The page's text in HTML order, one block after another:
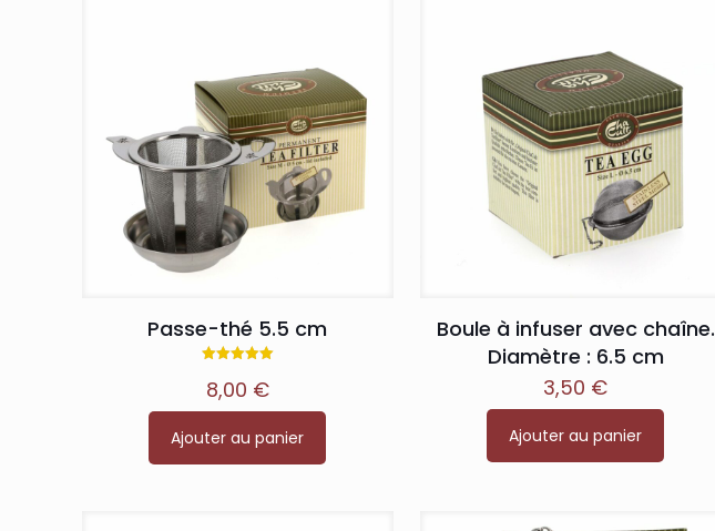
Passe-thé 5.5 cm
5.00
sur 5
8,00 €
Ajouter au panier
Boule à infuser avec chaîne.
Diamètre : 6.5 cm
3,50 €
Ajouter au panier